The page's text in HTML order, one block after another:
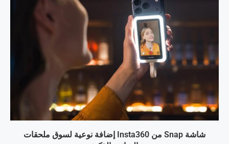
شاشة Snap من Insta360 إضافة نوعية لسوق ملحقات